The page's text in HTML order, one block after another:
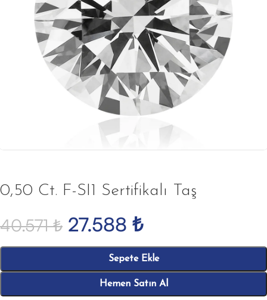
0,50 Ct. F-SI1 Sertifikalı Taş
40.571₺ 27.588 ₺
Sepete Ekle
Hemen Satın Al